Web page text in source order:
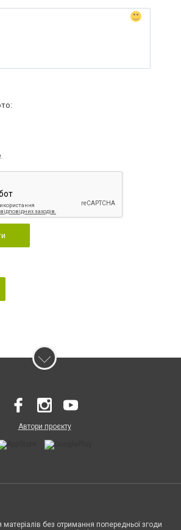
Автори проєкту
без отримання попередньої згоди